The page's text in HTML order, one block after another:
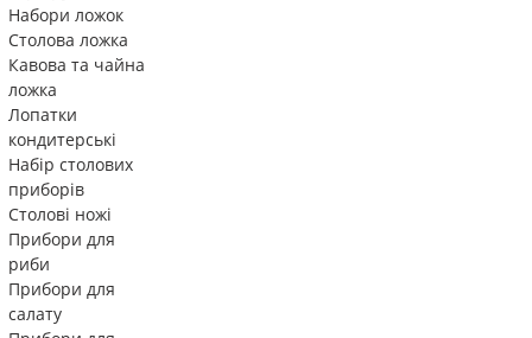
Набори ложок
Столова ложка
Кавова та чайна
ложка
Лопатки
кондитерські
Набір столових
приборів
Столові ножі
Прибори для
риби
Прибори для
салату